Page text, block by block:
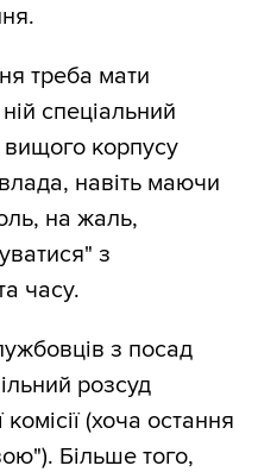
треба мати
спеціальний
вищого корпусу
навіть маючи
на жаль,
з
часу.
з посад
розсуд
комісії (хоча остання
Більше того,